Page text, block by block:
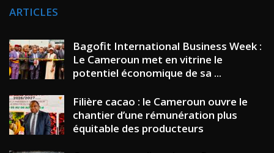
ARTICLES
Bagofit International Business Week :
Le Cameroun met en vitrine le
potentiel économique de sa ...
Filière cacao : le Cameroun ouvre le
chantier d’une rémunération plus
équitable des producteurs